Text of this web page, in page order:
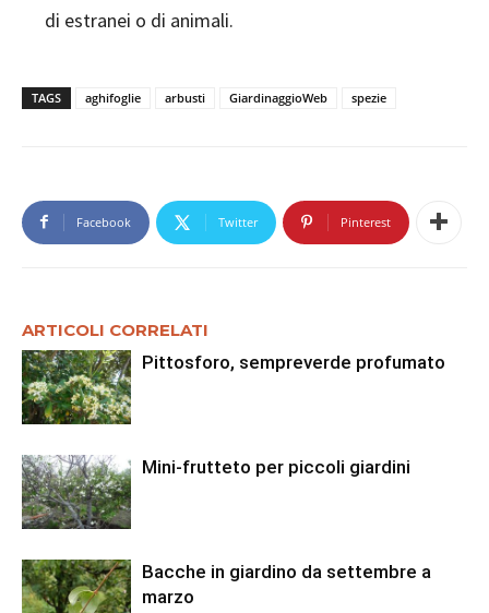
di estranei o di animali.
TAGS aghifoglie arbusti GiardinaggioWeb spezie
Facebook Twitter Pinterest
ARTICOLI CORRELATI
Pittosforo, sempreverde profumato
Mini-frutteto per piccoli giardini
Bacche in giardino da settembre a
marzo